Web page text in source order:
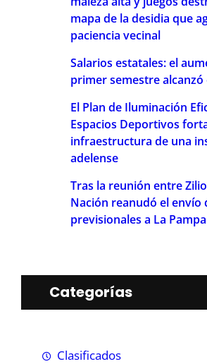
mapa de la desidia que
paciencia vecinal
Salarios estatales: el
primer semestre alcanzó
El Plan de Iluminación
Espacios Deportivos
infraestructura de una
adelense
Tras la reunión entre
Nación reanudó el envío
previsionales a La Pampa
Categorías
Clasificados